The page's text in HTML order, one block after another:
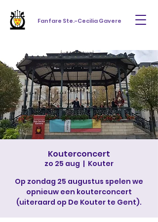
Fanfare Ste.-Cecilia Gavere
Kouterconcert
zo 25 aug
  |
Kouter
Op zondag 25 augustus spelen we
opnieuw een kouterconcert
(uiteraard op De Kouter te Gent).